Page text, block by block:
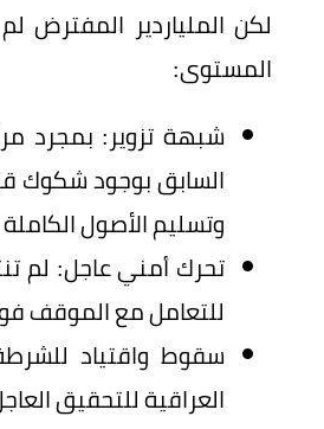
لكن الملياردير المفترض
المستوى:
شبهة تزوير: بمجرد
السابق بوجود شكوك
وتسليم الأصول
تحرك أمني عاجل: لم
للتعامل مع الموقف
سقوط واقتياد
العراقية للتحقيق